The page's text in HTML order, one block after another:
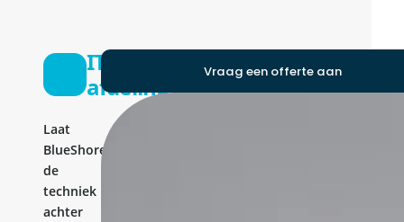
IT-
afdeling
Laat
BlueShores
de
techniek
achter
Vraag een offerte aan